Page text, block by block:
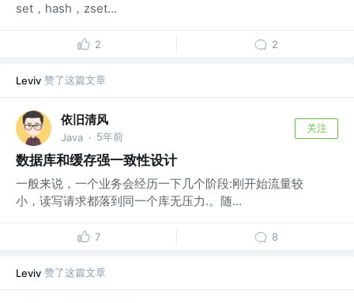
set，hash，zset...
2 2
Leviv 赞了这篇文章
依旧清风
Java · 5年前
关注
数据库和缓存强一致性设计
一般来说，一个业务会经历一下几个阶段:刚开始流量较
小，读写请求都落到同一个库无压力.。随...
7 8
Leviv 赞了这篇文章